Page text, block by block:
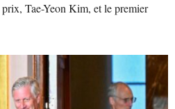
Tae-Yeon Kim, et le premier